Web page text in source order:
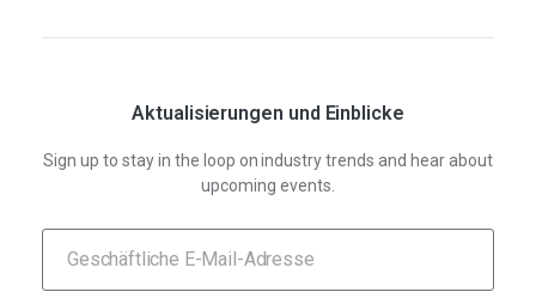
Aktualisierungen und Einblicke
Sign up to stay in the loop on industry trends and hear about
upcoming events.